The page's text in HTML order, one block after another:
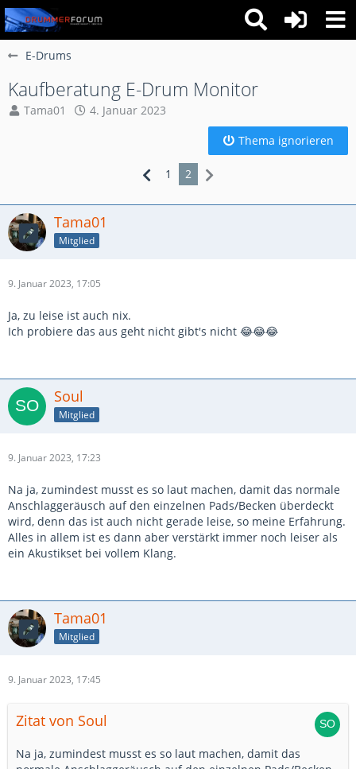
E-Drums
Kaufberatung E-Drum Monitor
Tama01
4. Januar 2023
Thema ignorieren
1 2
Tama01
Mitglied
9. Januar 2023, 17:05
Ja, zu leise ist auch nix.
Ich probiere das aus geht nicht gibt's nicht 😂😂😂
Soul
Mitglied
9. Januar 2023, 17:23
Na ja, zumindest musst es so laut machen, damit das normale
Anschlaggeräusch auf den einzelnen Pads/Becken überdeckt
wird, denn das ist auch nicht gerade leise, so meine Erfahrung.
Alles in allem ist es dann aber verstärkt immer noch leiser als
ein Akustikset bei vollem Klang.
Tama01
Mitglied
9. Januar 2023, 17:45
Zitat von Soul
Na ja, zumindest musst es so laut machen, damit das